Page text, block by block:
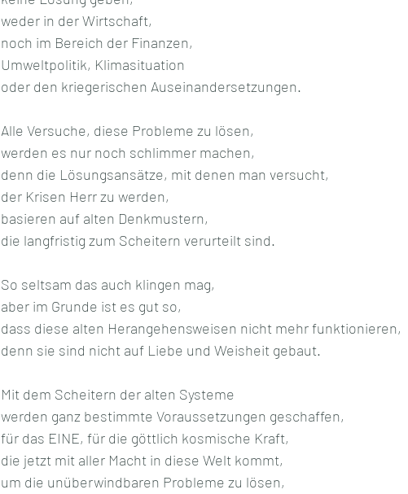
weder in der Wirtschaft,
noch im Bereich der Finanzen,
Umweltpolitik, Klimasituation
oder den kriegerischen Auseinandersetzungen.
Alle Versuche, diese Probleme zu lösen,
werden es nur noch schlimmer machen,
denn die Lösungsansätze, mit denen man versucht,
der Krisen Herr zu werden,
basieren auf alten Denkmustern,
die langfristig zum Scheitern verurteilt sind.
So seltsam das auch klingen mag,
aber im Grunde ist es gut so,
dass diese alten Herangehensweisen nicht mehr funktionieren,
denn sie sind nicht auf Liebe und Weisheit gebaut.
Mit dem Scheitern der alten Systeme
werden ganz bestimmte Voraussetzungen geschaffen,
für das EINE, für die göttlich kosmische Kraft,
die jetzt mit aller Macht in diese Welt kommt,
um die unüberwindbaren Probleme zu lösen,